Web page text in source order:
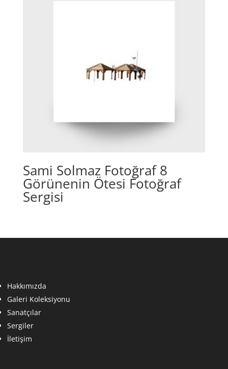
Sami Solmaz Fotoğraf 8
Görünenin Ötesi Fotoğraf
Sergisi
Hakkımızda
Galeri Koleksiyonu
Sanatçılar
Sergiler
İletişim